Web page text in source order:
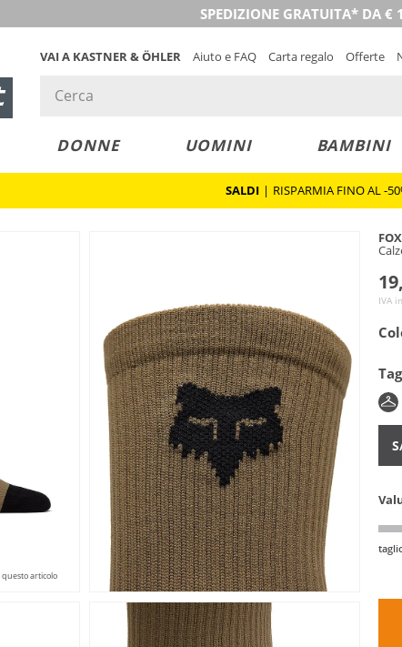
SPEDIZIONE GRATUITA* DA €
VAI A KASTNER & ÖHLER Aiuto e FAQ Carta regalo Offerte
DONNE UOMINI BAMBINI
SALDI | RISPARMIA FINO AL -
articolo
FOX
IVA